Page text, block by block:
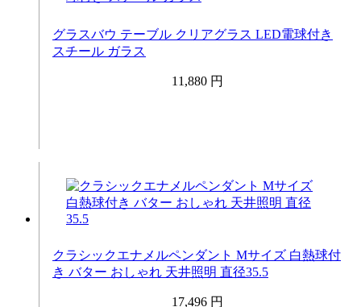
グラスバウ テーブル クリアグラス LED電球付き
スチール ガラス
11,880 円
クラシックエナメルペンダント Mサイズ 白熱球付
き バター おしゃれ 天井照明 直径35.5
17,496 円